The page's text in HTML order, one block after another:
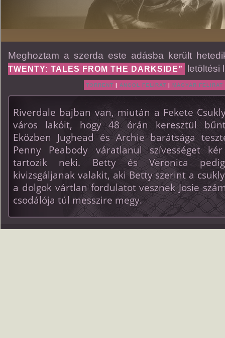
Meghoztam a szerda este adásba került
TWENTY: TALES FROM THE DARKSIDE” letöltési
TORRENT | ANGOL FELIRAT | MAGYAR FELIRAT
Riverdale bajban van, miután a Fekete
város lakóit, hogy 48 órán keresztül
Eközben Jughead és Archie barátsága
Penny Peabody váratlanul szívességet
tartozik neki. Betty és Veronica
kivizsgáljanak valakit, aki Betty szerint a
a dolgok vártlan fordulatot vesznek Josie
csodálója túl messzire megy.